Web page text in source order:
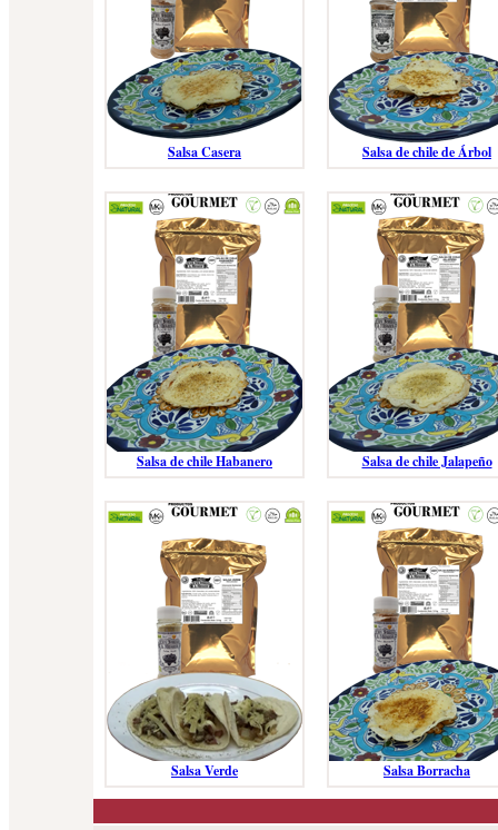
Salsa Casera Salsa de chile de Árbol
Salsa de chile Habanero Salsa de chile Jalapeño
Salsa Verde Salsa Borracha